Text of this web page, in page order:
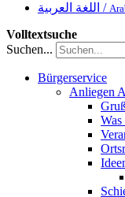
اللغة العربية /
Volltextsuche
Suchen...
Bürgerservice
Anliegen